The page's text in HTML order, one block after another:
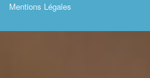
Mentions Légales